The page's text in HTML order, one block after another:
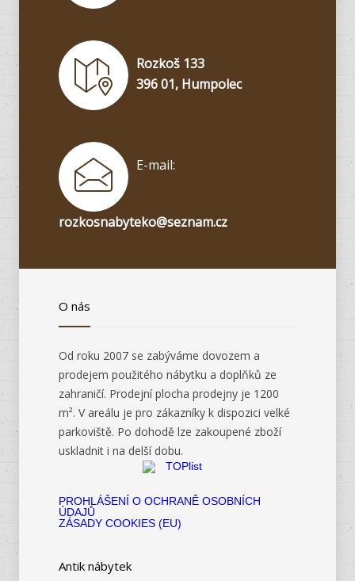
Rozkoš 133
396 01, Humpolec
E-mail:
rozkosnabyteko@seznam.cz
O nás
Od roku 2007 se zabýváme dovozem a
prodejem použitého nábytku a doplňků ze
zahraničí. Prodejní plocha prodejny je 1200
m². V areálu je pro zákazníky k dispozici velké
parkoviště. Po dohodě lze zakoupené zboží
uskladnit i na delší dobu.
PROHLÁŠENÍ O OCHRANĚ OSOBNÍCH
ÚDAJŮ
ZÁSADY COOKIES (EU)
Antik nábytek